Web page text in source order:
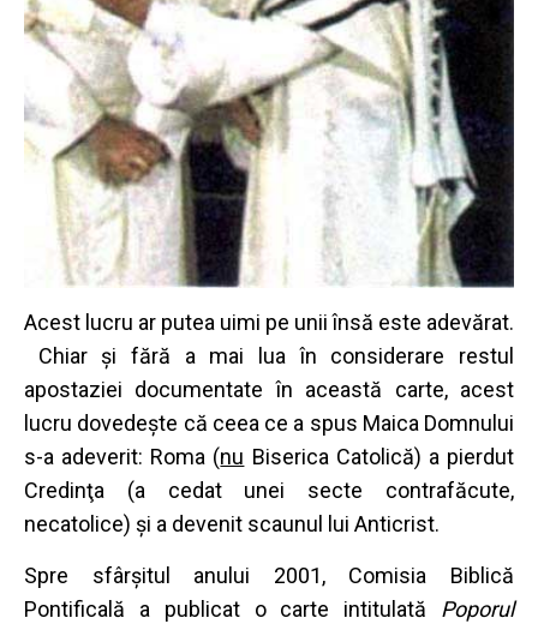
Acest lucru ar putea uimi pe unii însă este adevărat.
Chiar şi fără a mai lua în considerare restul
apostaziei documentate în această carte, acest
lucru dovedeşte că ceea ce a spus Maica Domnului
s-a adeverit: Roma (nu Biserica Catolică) a pierdut
Credinţa (a cedat unei secte contrafăcute,
necatolice) şi a devenit scaunul lui Anticrist.
Spre sfârşitul anului 2001, Comisia Biblică
Pontificală a publicat o carte intitulată Poporul